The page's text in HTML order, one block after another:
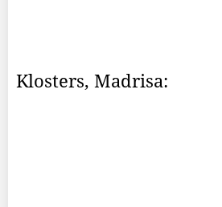
Klosters, Madrisa: